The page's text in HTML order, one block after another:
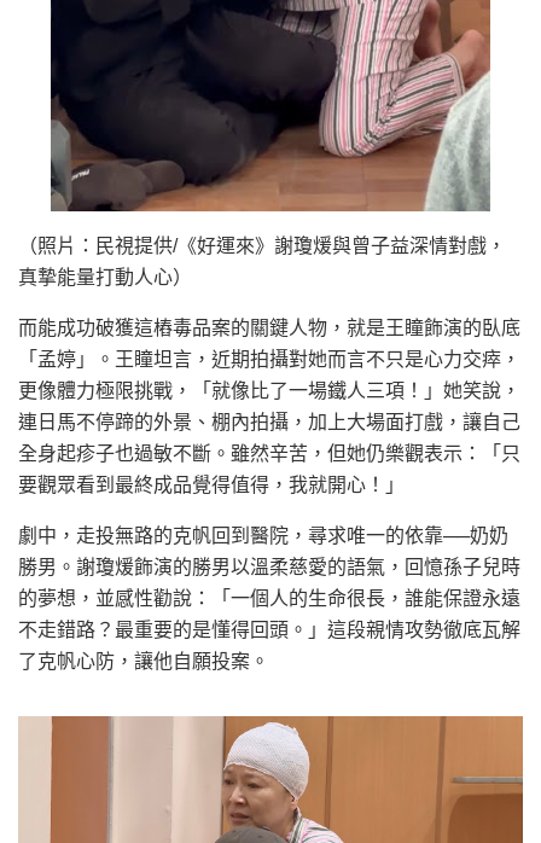
（照片：民視提供/《好運來》謝瓊煖與曾子益深情對戲，
真摯能量打動人心）
而能成功破獲這樁毒品案的關鍵人物，就是王瞳飾演的臥底
「孟婷」。王瞳坦言，近期拍攝對她而言不只是心力交瘁，
更像體力極限挑戰，「就像比了一場鐵人三項！」她笑說，
連日馬不停蹄的外景、棚內拍攝，加上大場面打戲，讓自己
全身起疹子也過敏不斷。雖然辛苦，但她仍樂觀表示：「只
要觀眾看到最終成品覺得值得，我就開心！」
劇中，走投無路的克帆回到醫院，尋求唯一的依靠──奶奶
勝男。謝瓊煖飾演的勝男以溫柔慈愛的語氣，回憶孫子兒時
的夢想，並感性勸說：「一個人的生命很長，誰能保證永遠
不走錯路？最重要的是懂得回頭。」這段親情攻勢徹底瓦解
了克帆心防，讓他自願投案。